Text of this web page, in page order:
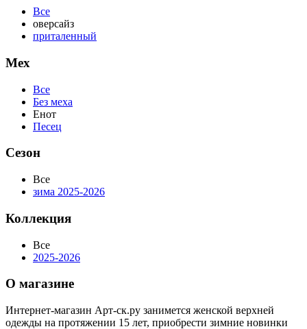
Все
оверсайз
приталенный
Мех
Все
Без меха
Енот
Песец
Сезон
Все
зима 2025-2026
Коллекция
Все
2025-2026
О магазине
Интернет-магазин Арт-ск.ру занимется женской верхней
одежды на протяжении 15 лет, приобрести зимние новинки